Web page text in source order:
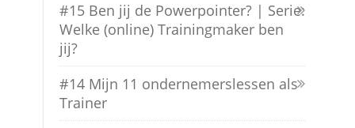
#15 Ben jij de Powerpointer? | Serie:
Welke (online) Trainingmaker ben
jij?
#14 Mijn 11 ondernemerslessen als
Trainer